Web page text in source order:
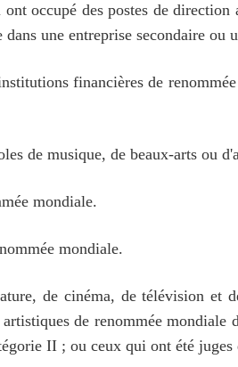
occupé des postes de direction
une entreprise secondaire ou
financières de
de musique, de beaux-arts ou
mondiale.
mondiale.
de cinéma, de télévision et
de renommée mondiale
II ; ou ceux qui ont été juges